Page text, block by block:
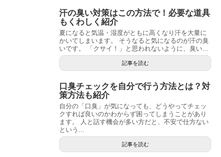
汗の臭い対策はこの方法で！必要な道具
もくわしく紹介
夏になると気温・湿度がともに高くなり汗を大量に
かいてしまいます。 そうなると気になるのが汗の臭
いです。 「クサイ！」と思われないように、臭い...
記事を読む
口臭チェックを自分で行う方法とは？対
策方法も紹介
自分の「口臭」が気になっても、どうやってチェッ
クすれば良いのかわからず困ってしまうことがあり
ます。 人と話す機会が多い方だと、不安で仕方ない
という...
記事を読む